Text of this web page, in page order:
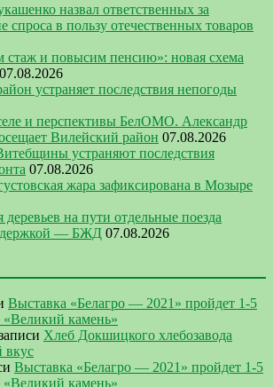
назвал ответственных за
спроса в пользу отечественных товаров
стаж и повысим пенсию»: новая схема
07.08.2026
устраняет последствия непогоды
и перспективы БелОМО. Александр
Вилейский район 07.08.2026
устраняют последствия
07.08.2026
жара зафиксирована в Мозыре
деревьев на пути отдельные поезда
— БЖД 07.08.2026
Выставка «Белагро — 2021» пройдет 1-5
камень»
Хлеб Докшицкого хлебозавода
вкус
Выставка «Белагро — 2021» пройдет 1-5
камень»